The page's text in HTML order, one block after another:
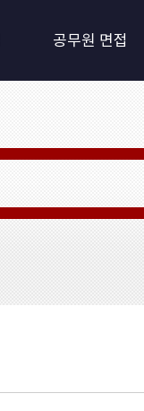
공무원 면접